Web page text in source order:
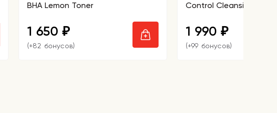
BHA Lemon Toner
1 650 ₽
(+82 бонусов)
Control Cleansing Oil
1 990 ₽
(+99 бонусов)